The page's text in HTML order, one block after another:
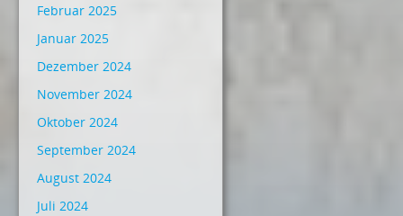
Februar 2025
Januar 2025
Dezember 2024
November 2024
Oktober 2024
September 2024
August 2024
Juli 2024